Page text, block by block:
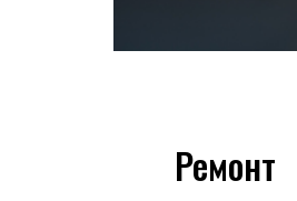
Ремонт